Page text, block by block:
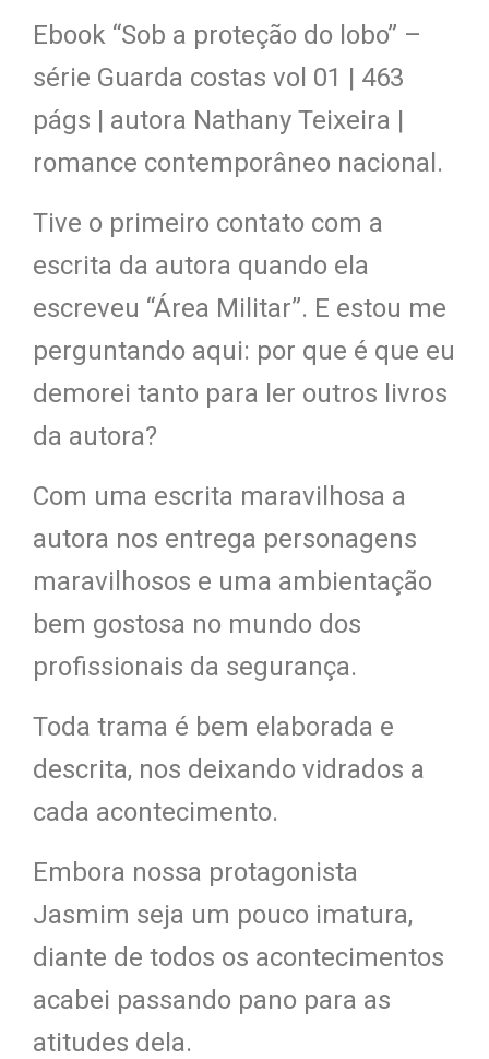
Ebook “Sob a proteção do lobo” –
série Guarda costas vol 01 | 463
págs | autora Nathany Teixeira |
romance contemporâneo nacional.
Tive o primeiro contato com a
escrita da autora quando ela
escreveu “Área Militar”. E estou me
perguntando aqui: por que é que eu
demorei tanto para ler outros livros
da autora?
Com uma escrita maravilhosa a
autora nos entrega personagens
maravilhosos e uma ambientação
bem gostosa no mundo dos
profissionais da segurança.
Toda trama é bem elaborada e
descrita, nos deixando vidrados a
cada acontecimento.
Embora nossa protagonista
Jasmim seja um pouco imatura,
diante de todos os acontecimentos
acabei passando pano para as
atitudes dela.